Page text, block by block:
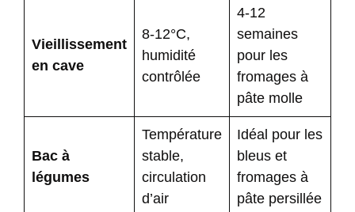
Vieillissement
en cave
8-12°C,
humidité
contrôlée
4-12
semaines
pour les
fromages à
pâte molle
Bac à
légumes
Température
stable,
circulation
d’air
Idéal pour les
bleus et
fromages à
pâte persillée